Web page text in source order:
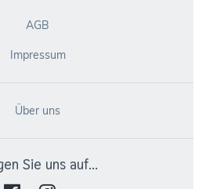
AGB
Impressum
Über uns
Sie uns auf...